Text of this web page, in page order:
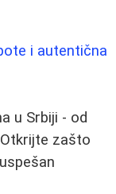
i autentična
u Srbiji - od
zašto